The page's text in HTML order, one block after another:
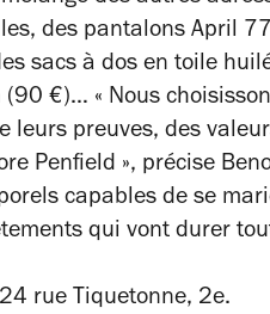
des pantalons April
sacs à dos en toile
(90 €)… « Nous
leurs preuves, des
Penfield », précise
capables de se
qui vont durer
rue Tiquetonne, 2e.